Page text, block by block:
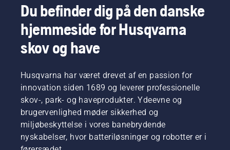
Du befinder dig på den danske
hjemmeside for Husqvarna
skov og have
Husqvarna har været drevet af en passion for
innovation siden 1689 og leverer professionelle
skov-, park- og haveprodukter. Ydeevne og
brugervenlighed møder sikkerhed og
miljøbeskyttelse i vores banebrydende
nyskabelser, hvor batteriløsninger og robotter er i